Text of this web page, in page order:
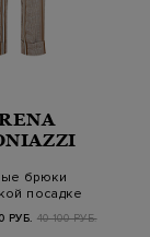
брюки
посадке
РУБ. 40 100 РУБ.